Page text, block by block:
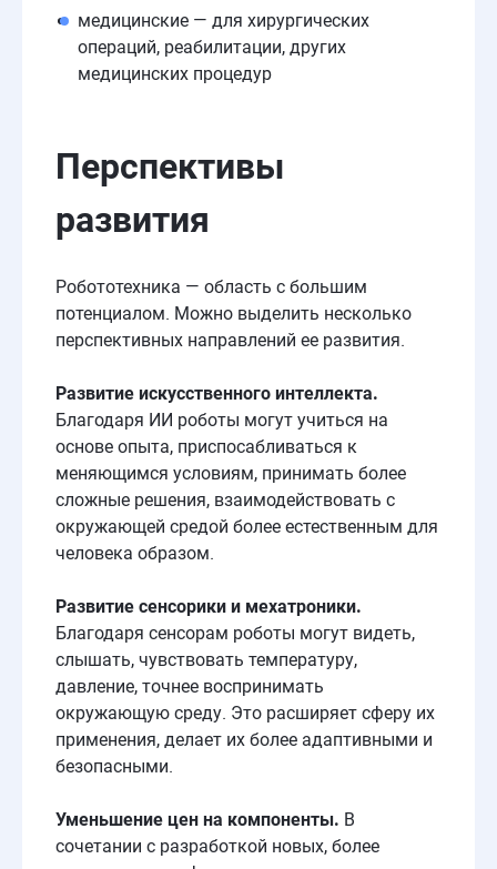
медицинские — для хирургических
операций, реабилитации, других
медицинских процедур
Перспективы
развития
Робототехника — область с большим
потенциалом. Можно выделить несколько
перспективных направлений ее развития.
Развитие искусственного интеллекта.
Благодаря ИИ роботы могут учиться на
основе опыта, приспосабливаться к
меняющимся условиям, принимать более
сложные решения, взаимодействовать с
окружающей средой более естественным для
человека образом.
Развитие сенсорики и мехатроники.
Благодаря сенсорам роботы могут видеть,
слышать, чувствовать температуру,
давление, точнее воспринимать
окружающую среду. Это расширяет сферу их
применения, делает их более адаптивными и
безопасными.
Уменьшение цен на компоненты. В
сочетании с разработкой новых, более